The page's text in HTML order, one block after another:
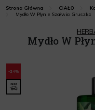
Strona Główna CIAŁO
Mydło W Płynie Szałwia Gruszka
Mydło W
-24%